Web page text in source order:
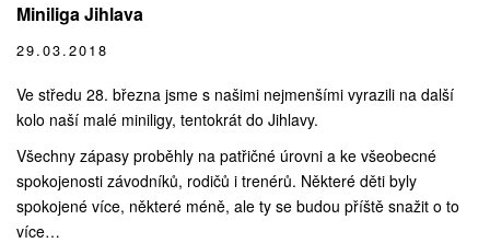
Miniliga Jihlava
29.03.2018
Ve středu 28. března jsme s našimi nejmenšími vyrazili na další
kolo naší malé miniligy, tentokrát do Jihlavy.
Všechny zápasy proběhly na patřičné úrovni a ke všeobecné
spokojenosti závodníků, rodičů i trenérů. Některé děti byly
spokojené více, některé méně, ale ty se budou příště snažit o to
více…